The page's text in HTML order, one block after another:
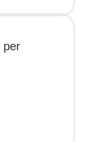
per